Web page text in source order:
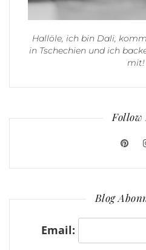
Hallöle, ich bin Dali,
in Tschechien und ich
mit!
Follow
Blog
Email: